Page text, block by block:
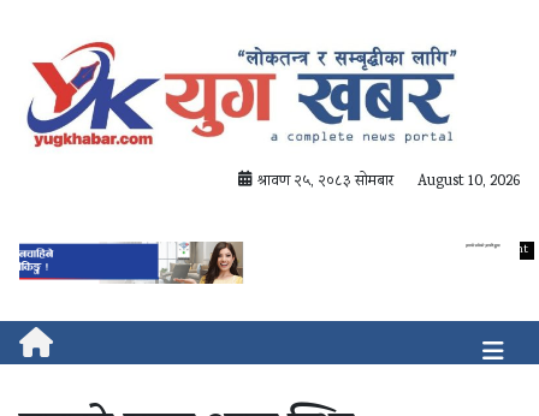
श्रावण २५, २०८३ सोमबार August 10, 2026